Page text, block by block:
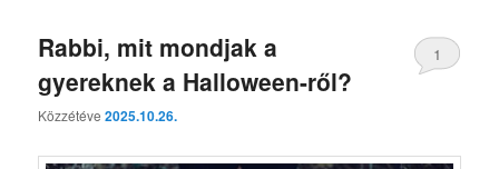
Rabbi, mit mondjak a
gyereknek a Halloween-ről?
Közzétéve2025.10.26.
1